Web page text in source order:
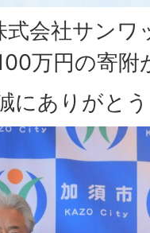
会社サンワ
万円の寄附
にありがと